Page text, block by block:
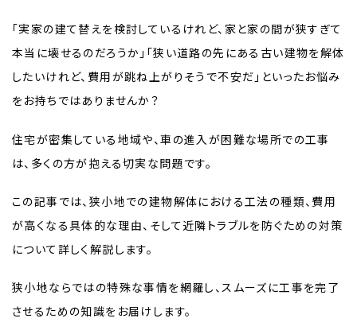
「実家の建て替えを検討しているけれど、家と家の間が狭すぎて
本当に壊せるのだろうか」「狭い道路の先にある古い建物を解体
したいけれど、費用が跳ね上がりそうで不安だ」といったお悩み
をお持ちではありませんか？
住宅が密集している地域や、車の進入が困難な場所での工事
は、多くの方が抱える切実な問題です。
この記事では、狭小地での建物解体における工法の種類、費用
が高くなる具体的な理由、そして近隣トラブルを防ぐための対策
について詳しく解説します。
狭小地ならではの特殊な事情を網羅し、スムーズに工事を完了
させるための知識をお届けします。